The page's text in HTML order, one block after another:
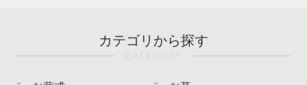
カテゴリから探す
CATEGORY